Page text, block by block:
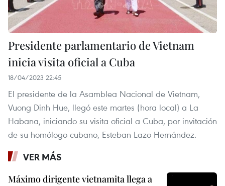
Presidente parlamentario de Vietnam
inicia visita oficial a Cuba
18/04/2023 22:45
El presidente de la Asamblea Nacional de Vietnam,
Vuong Dinh Hue, llegó este martes (hora local) a La
Habana, iniciando su visita oficial a Cuba, por invitación
de su homólogo cubano, Esteban Lazo Hernández.
VER MÁS
Máximo dirigente vietnamita llega a